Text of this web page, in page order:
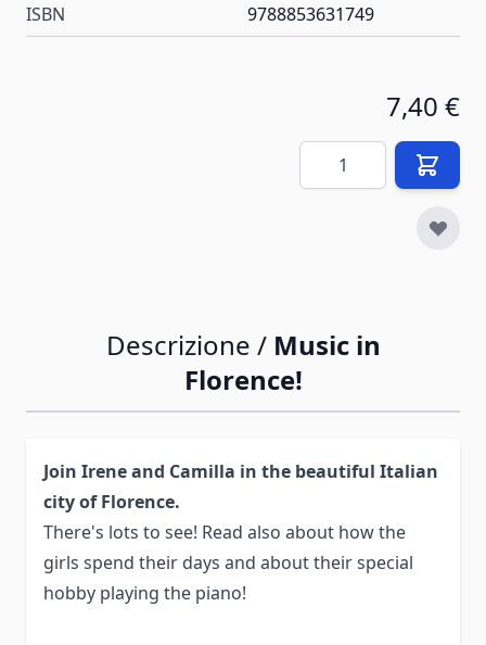
ISBN 9788853631749
7,40 €
Quantità
Descrizione / Music in
Florence!
Join Irene and Camilla in the beautiful Italian
city of Florence.
There's lots to see! Read also about how the
girls spend their days and about their special
hobby playing the piano!